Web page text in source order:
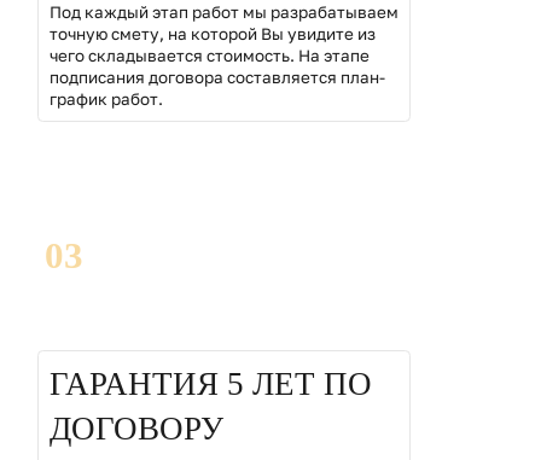
Под каждый этап работ мы разрабатываем
точную смету, на которой Вы увидите из
чего складывается стоимость. На этапе
подписания договора составляется план-
график работ.
03
ГАРАНТИЯ 5 ЛЕТ ПО
ДОГОВОРУ